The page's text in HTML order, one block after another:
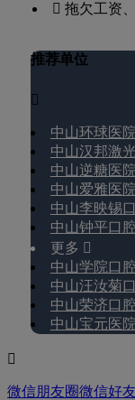
 拖欠工资
推荐单位

中山环球医
中山汉邦激
中山逆糖医
中山爱雅医
中山李映锡
中山钟平口
更多 
中山学院口
中山汪汝菊
中山荣济口
中山宝元医

微信朋友圈微信好友